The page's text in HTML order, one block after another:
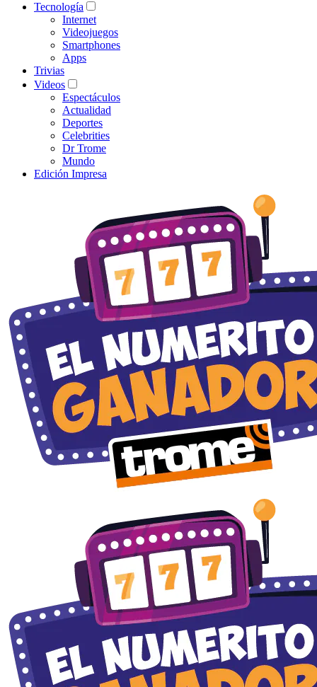
Tecnología
Internet
Videojuegos
Smartphones
Apps
Trivias
Videos
Espectáculos
Actualidad
Deportes
Celebrities
Dr Trome
Mundo
Edición Impresa